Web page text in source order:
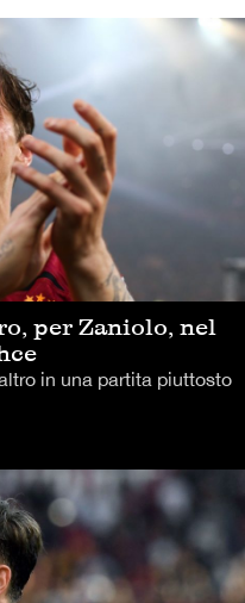
per Zaniolo, nel
in una partita piuttosto